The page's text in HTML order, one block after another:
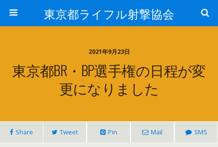
東京都ライフル射撃協会
2021年9月23日
東京都BR・BP選手権の日程が変
更になりました
Share Tweet Pin Mail SMS